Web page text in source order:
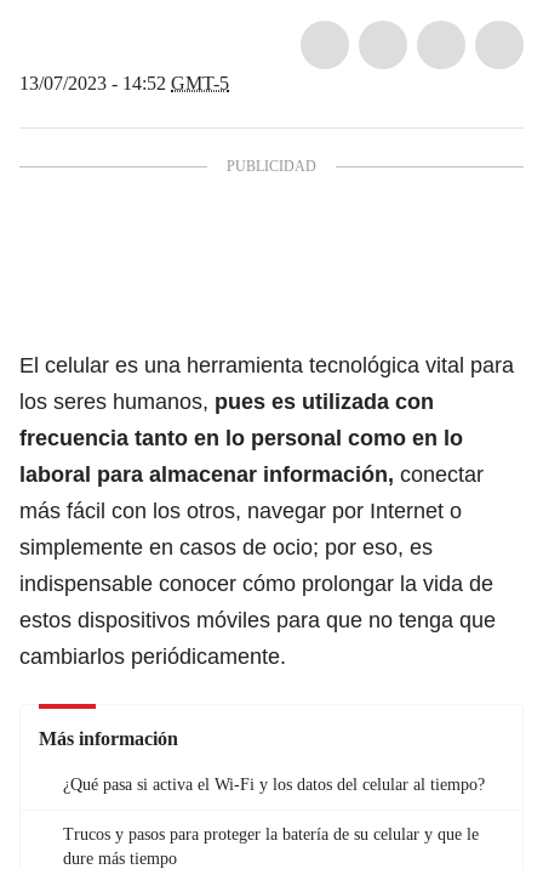
13/07/2023 - 14:52 GMT-5
El celular es una herramienta tecnológica vital para
los seres humanos, pues es utilizada con
frecuencia tanto en lo personal como en lo
laboral para almacenar información, conectar
más fácil con los otros, navegar por Internet o
simplemente en casos de ocio; por eso, es
indispensable conocer cómo prolongar la vida de
estos dispositivos móviles para que no tenga que
cambiarlos periódicamente.
Más información
¿Qué pasa si activa el Wi-Fi y los datos del celular al tiempo?
Trucos y pasos para proteger la batería de su celular y que le
dure más tiempo